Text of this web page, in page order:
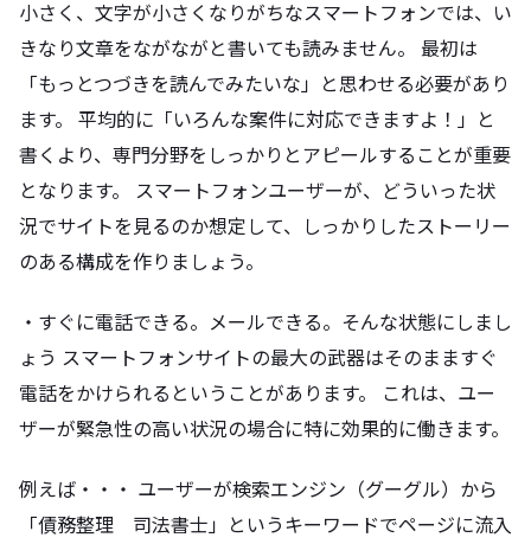
小さく、文字が小さくなりがちなスマートフォンでは、い
きなり文章をながながと書いても読みません。 最初は
「もっとつづきを読んでみたいな」と思わせる必要があり
ます。 平均的に「いろんな案件に対応できますよ！」と
書くより、専門分野をしっかりとアピールすることが重要
となります。 スマートフォンユーザーが、どういった状
況でサイトを見るのか想定して、しっかりしたストーリー
のある構成を作りましょう。
・すぐに電話できる。メールできる。そんな状態にしまし
ょう スマートフォンサイトの最大の武器はそのまますぐ
電話をかけられるということがあります。 これは、ユー
ザーが緊急性の高い状況の場合に特に効果的に働きます。
例えば・・・ ユーザーが検索エンジン（グーグル）から
「債務整理 司法書士」というキーワードでページに流入